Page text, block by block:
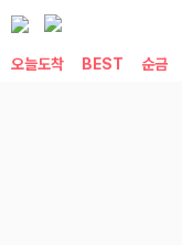
오늘도착 BEST 순금